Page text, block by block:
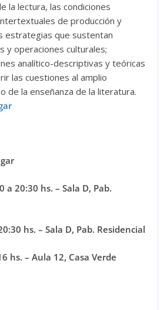
la lectura, las condiciones
de producción y
estrategias que sustentan
y operaciones culturales;
analítico-descriptivas y teóricas
las cuestiones al amplio
de la enseñanza de la literatura.
a 20:30 hs. – Sala D, Pab.
hs. – Sala D, Pab. Residencial
hs. – Aula 12, Casa Verde